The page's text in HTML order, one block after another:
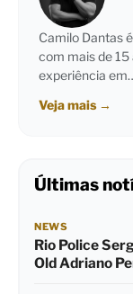
Camilo Dantas
com mais de 15
experiência
Veja mais →
Últimas
NEWS
Rio Police
Old Adriano